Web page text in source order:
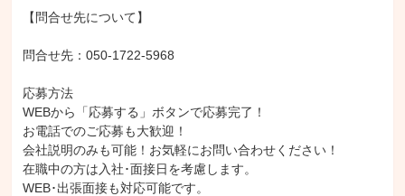
【問合せ先について】
問合せ先：050-1722-5968
応募方法
WEBから「応募する」ボタンで応募完了！
お電話でのご応募も大歓迎！
会社説明のみも可能！お気軽にお問い合わせください！
在職中の方は入社･面接日を考慮します。
WEB･出張面接も対応可能です。